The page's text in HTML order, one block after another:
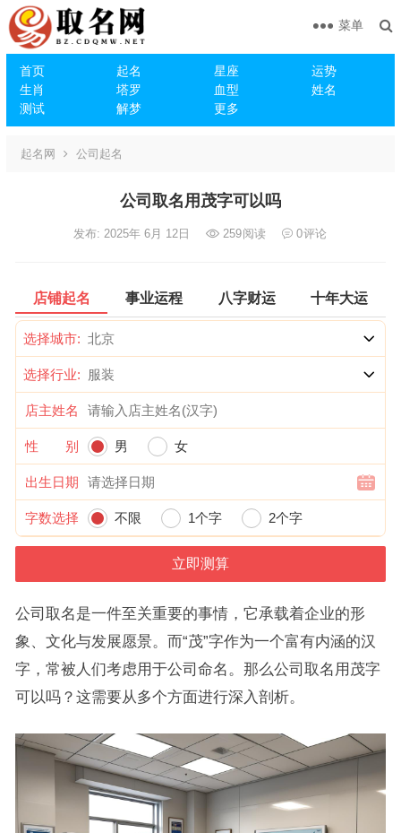
首页 起名 星座
运势
生肖
塔罗 血型
姓名
测试
解梦 更多
菜单
起名网 公司起名
公司取名用茂字可以吗
发布: 2025年 6月 12日 259阅读 0评论
店铺起名 事业运程 八字财运 十年大运
选择城市:
选择行业:
店主姓名
性 别 男 女
出生日期
字数选择 不限 1个字 2个字
公司取名是一件至关重要的事情，它承载着企业的形
象、文化与发展愿景。而“茂”字作为一个富有内涵的汉
字，常被人们考虑用于公司命名。那么公司取名用茂字
可以吗？这需要从多个方面进行深入剖析。